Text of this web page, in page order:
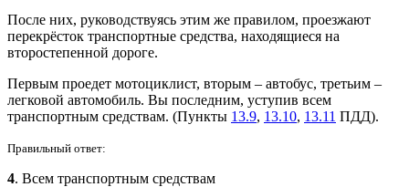
После них, руководствуясь этим же правилом, проезжают
перекрёсток транспортные средства, находящиеся на
второстепенной дороге.
Первым проедет мотоциклист, вторым – автобус, третьим –
легковой автомобиль. Вы последним, уступив всем
транспортным средствам. (Пункты 13.9, 13.10, 13.11 ПДД).
Правильный ответ:
4. Всем транспортным средствам